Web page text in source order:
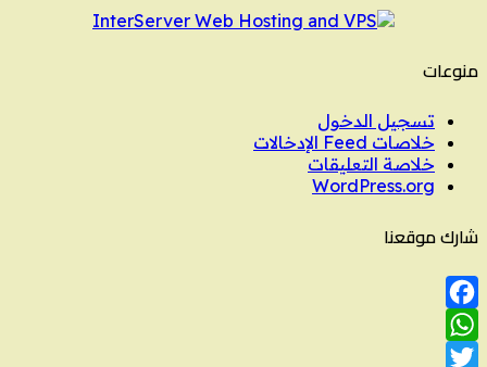
منوعات
تسجيل الدخول
خلاصات Feed الإدخالات
خلاصة التعليقات
WordPress.org
شارك موقعنا
Facebook
WhatsApp